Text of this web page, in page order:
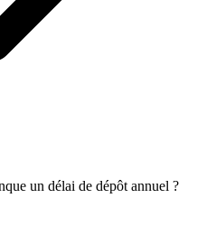
un délai de dépôt annuel ?